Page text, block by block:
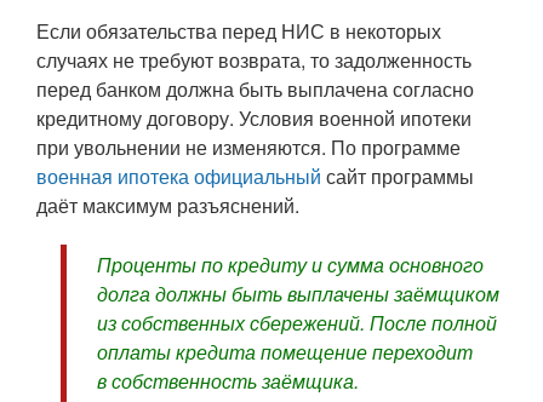
Если обязательства перед НИС в некоторых
случаях не требуют возврата, то задолженность
перед банком должна быть выплачена согласно
кредитному договору. Условия военной ипотеки
при увольнении не изменяются. По программе
военная ипотека официальный сайт программы
даёт максимум разъяснений.
Проценты по кредиту и сумма основного
долга должны быть выплачены заёмщиком
из собственных сбережений. После полной
оплаты кредита помещение переходит
в собственность заёмщика.